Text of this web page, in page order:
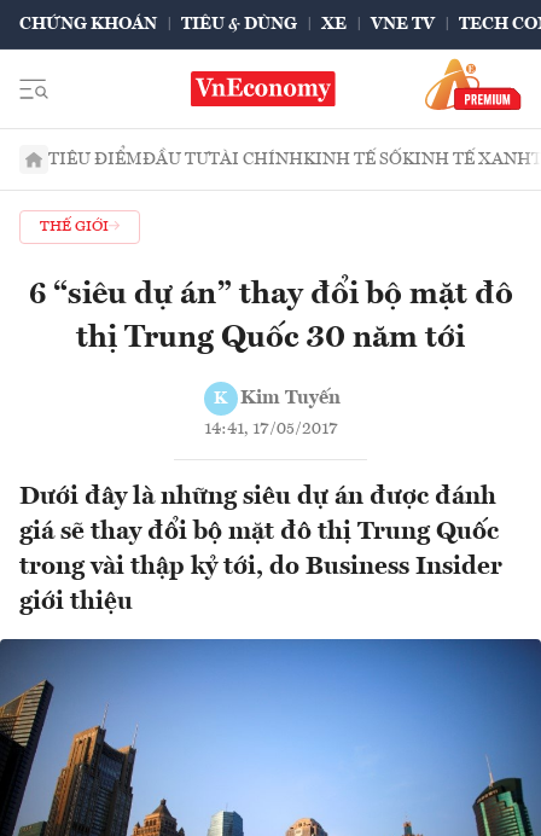
CHỨNG KHOÁN TIÊU & DÙNG XE VNE TV TECH
TIÊU ĐIỂMĐẦU TƯTÀI CHÍNHKINH TẾ SỐKINH TẾ XANH
THẾ GIỚI
6 “siêu dự án” thay đổi bộ mặt đô
thị Trung Quốc 30 năm tới
K Kim Tuyến
14:41, 17/05/2017
Dưới đây là những siêu dự án được đánh
giá sẽ thay đổi bộ mặt đô thị Trung Quốc
trong vài thập kỷ tới, do Business Insider
giới thiệu